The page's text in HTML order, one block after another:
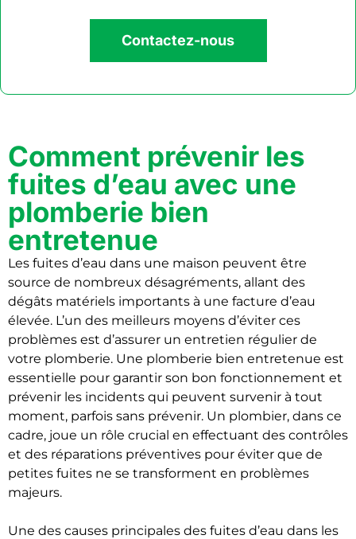
Contactez-nous
Comment prévenir les
fuites d’eau avec une
plomberie bien
entretenue
Les fuites d’eau dans une maison peuvent être
source de nombreux désagréments, allant des
dégâts matériels importants à une facture d’eau
élevée. L’un des meilleurs moyens d’éviter ces
problèmes est d’assurer un entretien régulier de
votre plomberie. Une plomberie bien entretenue est
essentielle pour garantir son bon fonctionnement et
prévenir les incidents qui peuvent survenir à tout
moment, parfois sans prévenir. Un plombier, dans ce
cadre, joue un rôle crucial en effectuant des contrôles
et des réparations préventives pour éviter que de
petites fuites ne se transforment en problèmes
majeurs.
Une des causes principales des fuites d’eau dans les